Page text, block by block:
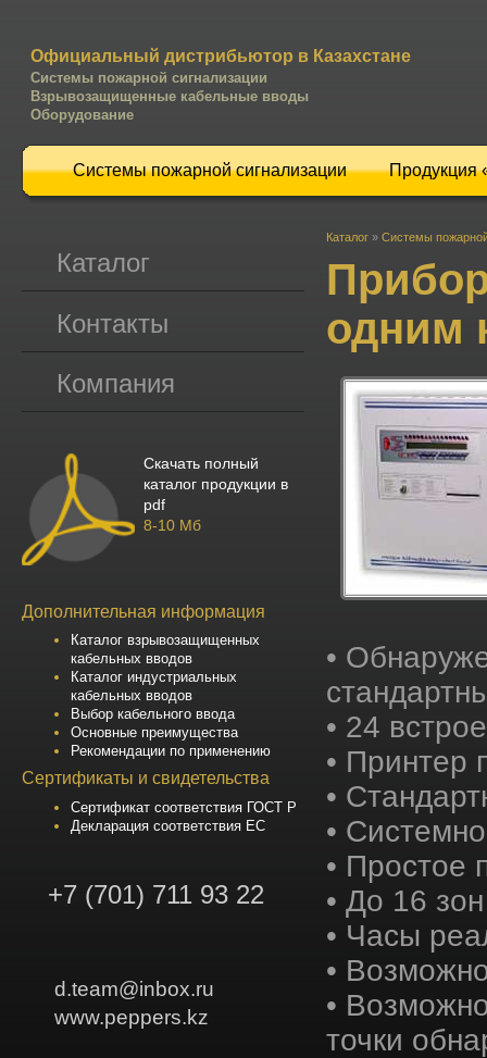
Официальный дистрибьютор в Казахстане
Системы пожарной сигнализации
Взрывозащищенные кабельные вводы
Оборудование
Системы пожарной сигнализации Продукция
Каталог» Системы
одним
•
• 24
• Принтер
•
•
• Простое
• До 16
• Часы
•
•
точки
Каталог
Контакты
Компания
Скачать полный
каталог продукции в
pdf
8-10 Мб
Дополнительная информация
Каталог взрывозащищенных
кабельных вводов
Каталог индустриальных
кабельных вводов
Выбор кабельного ввода
Основные преимущества
Рекомендации по применению
Сертификаты и свидетельства
Сертификат соответствия ГОСТ Р
Декларация соответствия ЕС
+7 (701) 711 93 22
d.team@inbox.ru
www.peppers.kz